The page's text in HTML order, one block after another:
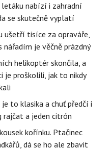
nabízí i zahradní
se skutečně vyplatí
ušetří tisíce za opraváře,
je věčně prázdný
helikoptér skončila, a
je proškolili, jak to nikdy
to klasika a chuť předčí i
rajčat a jeden citrón
kořínku. Ptačinec
dá se ho ale zbavit